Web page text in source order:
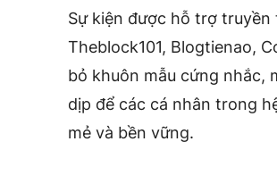
Sự kiện được hỗ trợ
Theblock101, Blogtienao,
bỏ khuôn mẫu cứng nhắc,
dịp để các cá nhân trong
mẻ và bền vững.